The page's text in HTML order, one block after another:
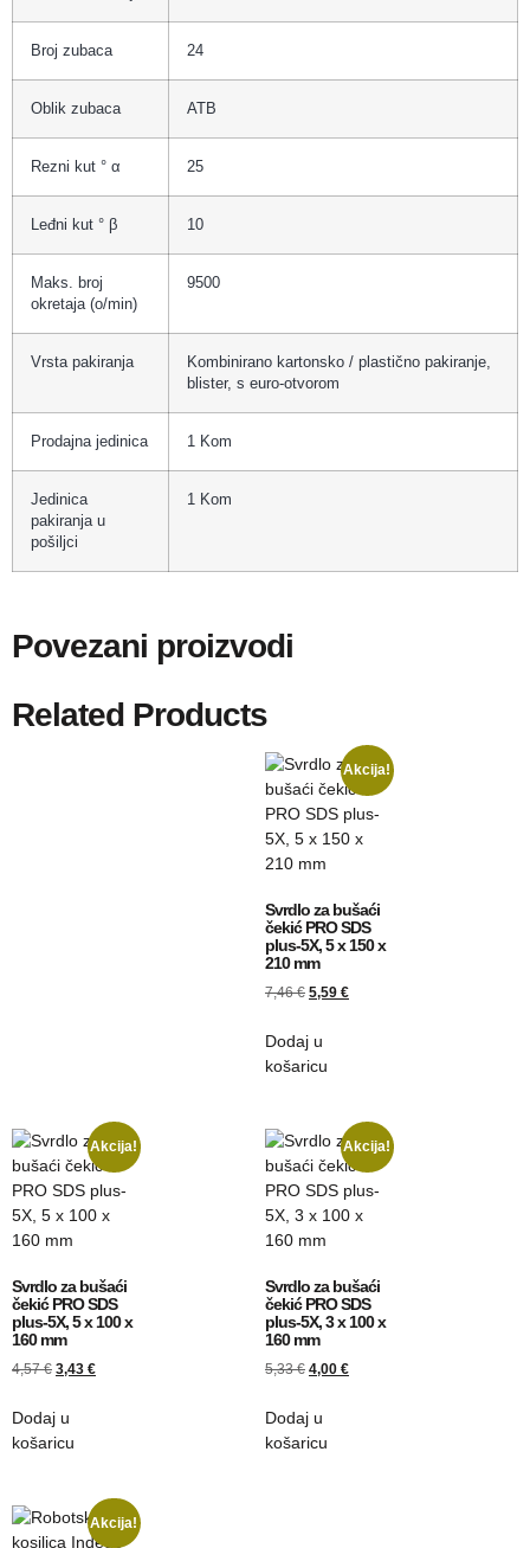
Broj zubaca 24
Oblik zubaca ATB
Rezni kut ° α 25
Leđni kut ° β 10
Maks. broj
okretaja (o/min)
9500
Vrsta pakiranja
Kombinirano kartonsko / plastično pakiranje,
blister, s euro-otvorom
Prodajna jedinica 1 Kom
Jedinica
pakiranja u
pošiljci
1 Kom
Povezani proizvodi
Related Products
Akcija!
Svrdlo za bušaći
čekić PRO SDS
plus-5X, 5 x 150 x
210 mm
7,46€ 5,59 €
Dodaj u
košaricu
Akcija!
Svrdlo za bušaći
čekić PRO SDS
plus-5X, 5 x 100 x
160 mm
4,57€ 3,43 €
Dodaj u
košaricu
Akcija!
Svrdlo za bušaći
čekić PRO SDS
plus-5X, 3 x 100 x
160 mm
5,33€ 4,00 €
Dodaj u
košaricu
Akcija!